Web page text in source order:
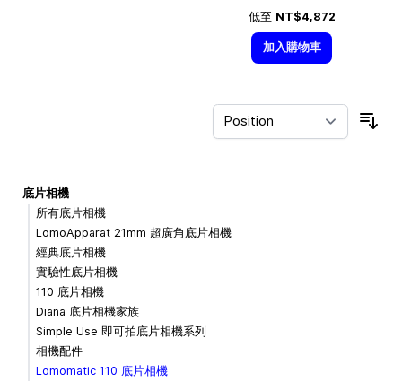
低至 NT$4,872
加入購物車
底片相機
所有底片相機
LomoApparat 21mm 超廣角底片相機
經典底片相機
實驗性底片相機
110 底片相機
Diana 底片相機家族
Simple Use 即可拍底片相機系列
相機配件
Lomomatic 110 底片相機